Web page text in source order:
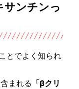
サンチンっ
とでよく知られ
まれる 「βクリ